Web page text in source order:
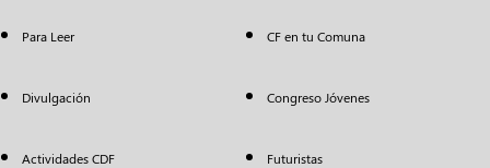
Para Leer
Divulgación
Actividades CDF
CF en tu Comuna
Congreso Jóvenes
Futuristas